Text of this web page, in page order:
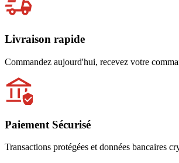
Livraison rapide
Commandez aujourd'hui, recevez votre
Paiement Sécurisé
Transactions protégées et données bancaires